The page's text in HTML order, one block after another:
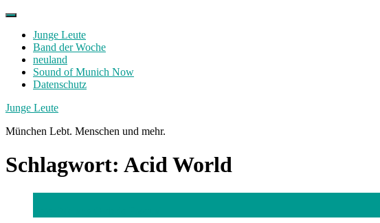
Skip
contentJunge Leute
Band der Woche
neuland
Sound of Munich Now
Datenschutz
Facebook
Twitter
Instagram
Junge Leute
München Lebt. Menschen und mehr.
Schlagwort: Acid World